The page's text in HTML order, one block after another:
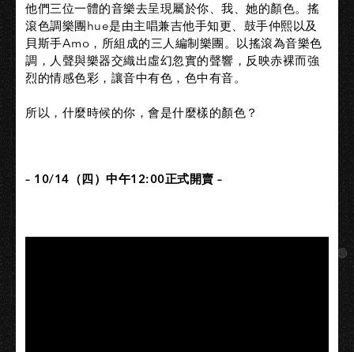
他們三位一體的音樂去呈現屬於你、我、她的顏色。搖
滾色調樂團hue是由主唱兼吉他手知更、鼓手仲熙以及
貝斯手Amo，所組成的三人編制樂團。以搖滾為音樂色
調，人聲與樂器交織出虛幻忽實的聲響，反映赤裸而強
烈的情感色彩，讓音中有色，色中有音。​
所以，什麼時候的你，會是什麼樣的顏色？​
– 10/14（四）中午12:00正式開賣 –